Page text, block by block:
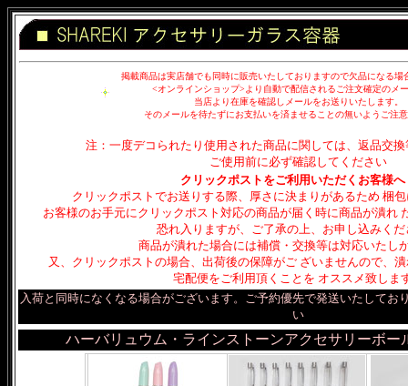
掲載商品は実店舗でも同時に販売いたしておりますので欠品になる場
<オンラインショップ>より自動で配信されるご注文確定のメ
当店より在庫を確認しメールをお送りいたします。
そのメールを待たずにお支払いを済ませることの無いようご注
注：一度デコられたり使用された商品に関しては、返品交
ご使用前に必ず確認してください
クリックポストをご利用いただくお客様へ
クリックポストでお送りする際、厚さに決まりがあるため 梱
お客様のお手元にクリックポスト対応の商品が届く時に商品が潰れ
恐れ入りますが、ご了承の上、お申し込みくだ
商品が潰れた場合には補償・交換等は対応いたし
又、クリックポストの場合、出荷後の保障がご ざいませんので、
宅配便をご利用頂くことを オススメ致しま
入荷と同時になくなる場合がございます。ご予約優先で発送いたしてお
い
ハーバリュウム・ラインストーンアクセサリーボー